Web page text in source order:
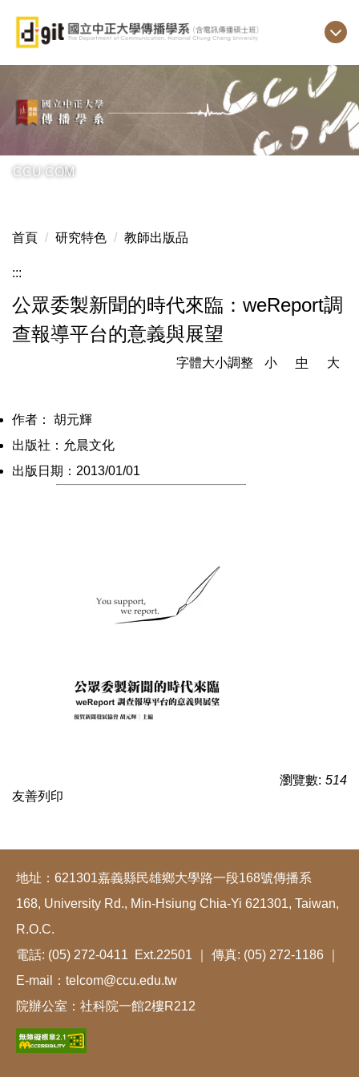
主
區
CCU COM
首頁 研究特色 教師出版品
:::
公眾委製新聞的時代來臨：weReport調
查報導平台的意義與展望
字體大小調整 小 中 大
作者： 胡元輝
出版社：允晨文化
出版日期：2013/01/01
瀏覽數: 514
友善列印
地址：621301嘉義縣民雄鄉大學路一段168號傳播系
168, University Rd., Min-Hsiung Chia-Yi 621301, Taiwan,
R.O.C.
電話: (05) 272-0411 Ext.22501 ｜ 傳真: (05) 272-1186 ｜
E-mail：telcom@ccu.edu.tw
院辦公室：社科院一館2樓R212